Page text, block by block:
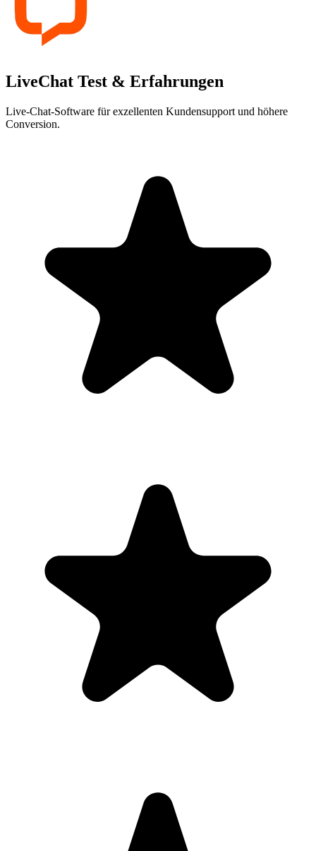
LiveChat Test & Erfahrungen
Live-Chat-Software für exzellenten Kundensupport und höhere
Conversion.